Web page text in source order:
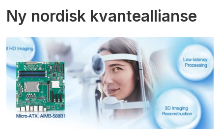
Ny nordisk kvanteallianse